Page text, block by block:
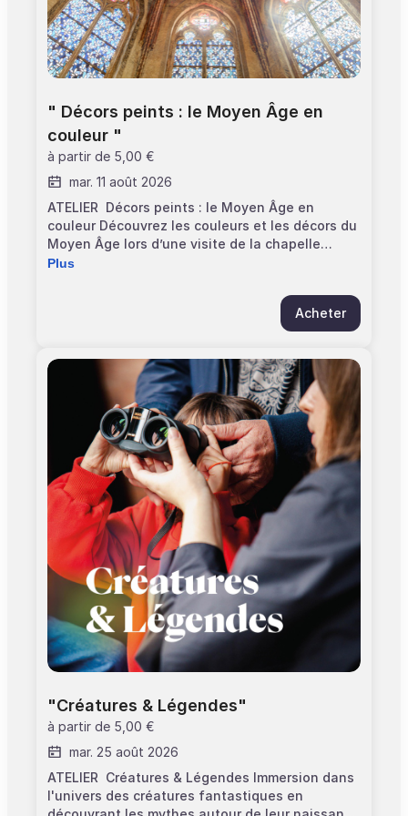
" Décors peints : le Moyen Âge en
couleur "
à partir de 5,00 €
mar. 11 août 2026
ATELIER Décors peints : le Moyen Âge en
couleur Découvrez les couleurs et les décors du
Moyen Âge lors d’une visite de la chapelle
Saint-Antonin et de son remarquable ensemble
un atelier créatif pour réaliser votre propre
carreau de pavement inspiré des motifs
médiévaux. En détail Informations pratiques
minimum : 8 ans >Capacité max : 16 personnes /
IMPORTANT : 1 adulte accompagnant pour 1 ou
plusieurs enfants >Accessibilité : Non adaptée
aux fauteils roulants motorisés (pour les
personnes en situation de handicap, merci de
contacter la réservation) >Tarif : cet atelier
inclut les droits d'entrée au monument
Plus
Acheter
"Créatures & Légendes"
à partir de 5,00 €
mar. 25 août 2026
ATELIER Créatures & Légendes Immersion dans
l'univers des créatures fantastiques en